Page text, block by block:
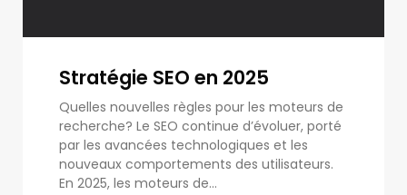
Stratégie SEO en 2025
Quelles nouvelles règles pour les moteurs de
recherche? Le SEO continue d’évoluer, porté
par les avancées technologiques et les
nouveaux comportements des utilisateurs.
En 2025, les moteurs de...